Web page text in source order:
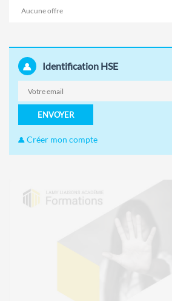
Aucune offre
Identification HSE
ENVOYER
Créer mon compte